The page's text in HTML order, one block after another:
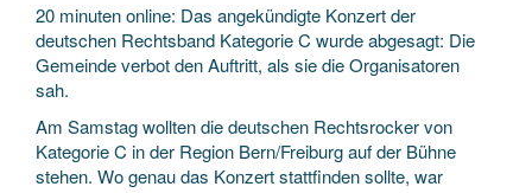
20 minuten online: Das angekündigte Konzert der
deutschen Rechtsband Kategorie C wurde abgesagt: Die
Gemeinde verbot den Auftritt, als sie die Organisatoren
sah.
Am Samstag wollten die deutschen Rechtsrocker von
Kategorie C in der Region Bern/Freiburg auf der Bühne
stehen. Wo genau das Konzert stattfinden sollte, war